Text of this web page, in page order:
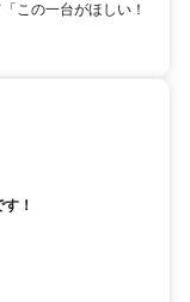
この一台がほしい！
！